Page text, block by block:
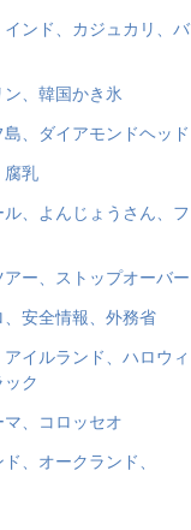
ンド、カジュカリ、バ
ン、韓国かき氷
、ダイアモンドヘッド
腐乳
、よんじょうさん、フ
アー、ストップオーバー
安全情報、外務省
イルランド、ハロウィ
ック
、コロッセオ
、オークランド、